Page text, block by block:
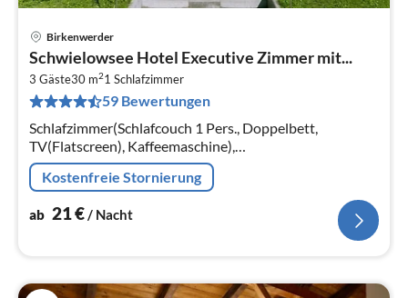
Birkenwerder
Schwielowsee Hotel Executive Zimmer mit...
3 Gäste30 m21 Schlafzimmer
59 Bewertungen
Schlafzimmer(Schlafcouch 1 Pers., Doppelbett,
TV(Flatscreen), Kaffeemaschine),
Badezimmer(Badewanne oder Dusche, Waschbecken,
Toilette, Föhn, , )
Kostenfreie Stornierung
ab 21€/ Nacht